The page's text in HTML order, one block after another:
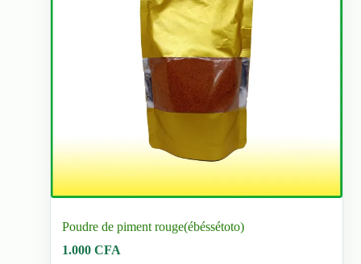
Poudre de piment rouge(ébéssétoto)
1.000CFA